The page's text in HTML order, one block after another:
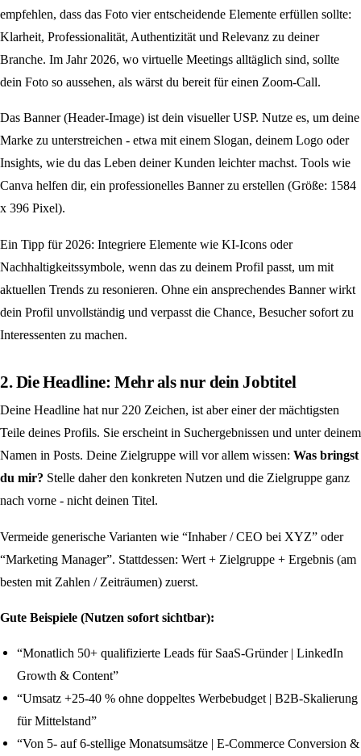
empfehlen, dass das Foto vier entscheidende Elemente erfüllen sollte:
Klarheit, Professionalität, Authentizität und Relevanz zu deiner
Branche. Im Jahr 2026, wo virtuelle Meetings alltäglich sind, sollte
dein Foto so aussehen, als wärst du bereit für einen Zoom-Call.
Das Banner (Header-Image) ist dein visueller USP. Nutze es, um deine
Marke zu unterstreichen - etwa mit einem Slogan, deinem Logo oder
Insights, wie du das Leben deiner Kunden leichter machst. Tools wie
Canva helfen dir, ein professionelles Banner zu erstellen (Größe: 1584
x 396 Pixel).
Ein Tipp für 2026: Integriere Elemente wie KI-Icons oder
Nachhaltigkeitssymbole, wenn das zu deinem Profil passt, um mit
aktuellen Trends zu resonieren. Ohne ein ansprechendes Banner wirkt
dein Profil unvollständig und verpasst die Chance, Besucher sofort zu
Interessenten zu machen.
2. Die Headline: Mehr als nur dein Jobtitel
Deine Headline hat nur 220 Zeichen, ist aber einer der mächtigsten
Teile deines Profils. Sie erscheint in Suchergebnissen und unter deinem
Namen in Posts. Deine Zielgruppe will vor allem wissen: Was bringst
du mir? Stelle daher den konkreten Nutzen und die Zielgruppe ganz
nach vorne - nicht deinen Titel.
Vermeide generische Varianten wie “Inhaber / CEO bei XYZ” oder
“Marketing Manager”. Stattdessen: Wert + Zielgruppe + Ergebnis (am
besten mit Zahlen / Zeiträumen) zuerst.
Gute Beispiele (Nutzen sofort sichtbar):
“Monatlich 50+ qualifizierte Leads für SaaS-Gründer | LinkedIn
Growth & Content”
“Umsatz +25-40 % ohne doppeltes Werbebudget | B2B-Skalierung
für Mittelstand”
“Von 5- auf 6-stellige Monatsumsätze | E-Commerce Conversion &